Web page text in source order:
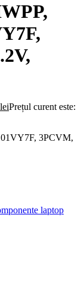
leiPrețul curent este:
3PCVM,
laptop